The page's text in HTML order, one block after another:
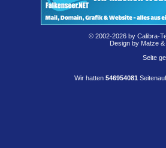
© 2002-2026 by Calibra-
Design by Matze
Seite
Wir hatten 546954081